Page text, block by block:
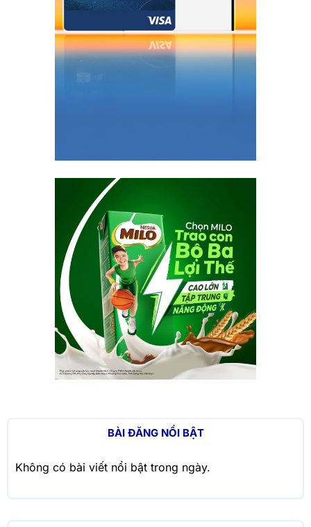
BÀI ĐĂNG NỔI BẬT
Không có bài viết nổi bật trong ngày.